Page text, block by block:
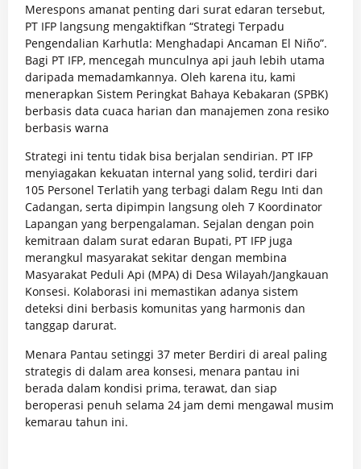
Merespons amanat penting dari surat edaran tersebut,
PT IFP langsung mengaktifkan “Strategi Terpadu
Pengendalian Karhutla: Menghadapi Ancaman El Niño”.
Bagi PT IFP, mencegah munculnya api jauh lebih utama
daripada memadamkannya. Oleh karena itu, kami
menerapkan Sistem Peringkat Bahaya Kebakaran (SPBK)
berbasis data cuaca harian dan manajemen zona resiko
berbasis warna
Strategi ini tentu tidak bisa berjalan sendirian. PT IFP
menyiagakan kekuatan internal yang solid, terdiri dari
105 Personel Terlatih yang terbagi dalam Regu Inti dan
Cadangan, serta dipimpin langsung oleh 7 Koordinator
Lapangan yang berpengalaman. Sejalan dengan poin
kemitraan dalam surat edaran Bupati, PT IFP juga
merangkul masyarakat sekitar dengan membina
Masyarakat Peduli Api (MPA) di Desa Wilayah/Jangkauan
Konsesi. Kolaborasi ini memastikan adanya sistem
deteksi dini berbasis komunitas yang harmonis dan
tanggap darurat.
Menara Pantau setinggi 37 meter Berdiri di areal paling
strategis di dalam area konsesi, menara pantau ini
berada dalam kondisi prima, terawat, dan siap
beroperasi penuh selama 24 jam demi mengawal musim
kemarau tahun ini.